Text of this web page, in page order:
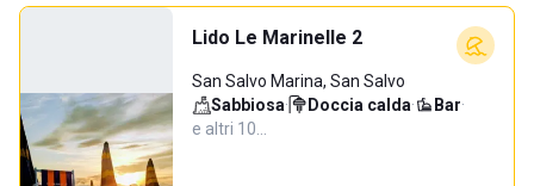
Lido Le Marinelle 2
San Salvo Marina, San Salvo
Sabbiosa· Doccia calda· Bar·
e altri 10…